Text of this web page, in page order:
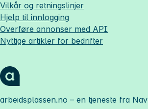
Vilkår og retningslinjer
Hjelp til innlogging
Overføre annonser med API
Nyttige artikler for bedrifter
arbeidsplassen.no – en tjeneste fra Nav